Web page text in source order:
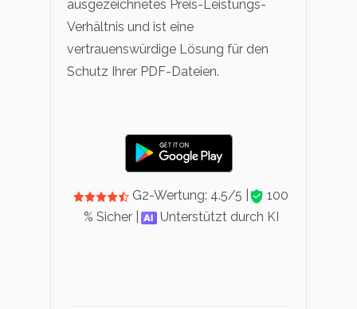
ausgezeichnetes Preis-Leistungs-
Verhältnis und ist eine
vertrauenswürdige Lösung für den
Schutz Ihrer PDF-Dateien.
G2-Wertung: 4.5/5 |
100
% Sicher |
Unterstützt durch KI